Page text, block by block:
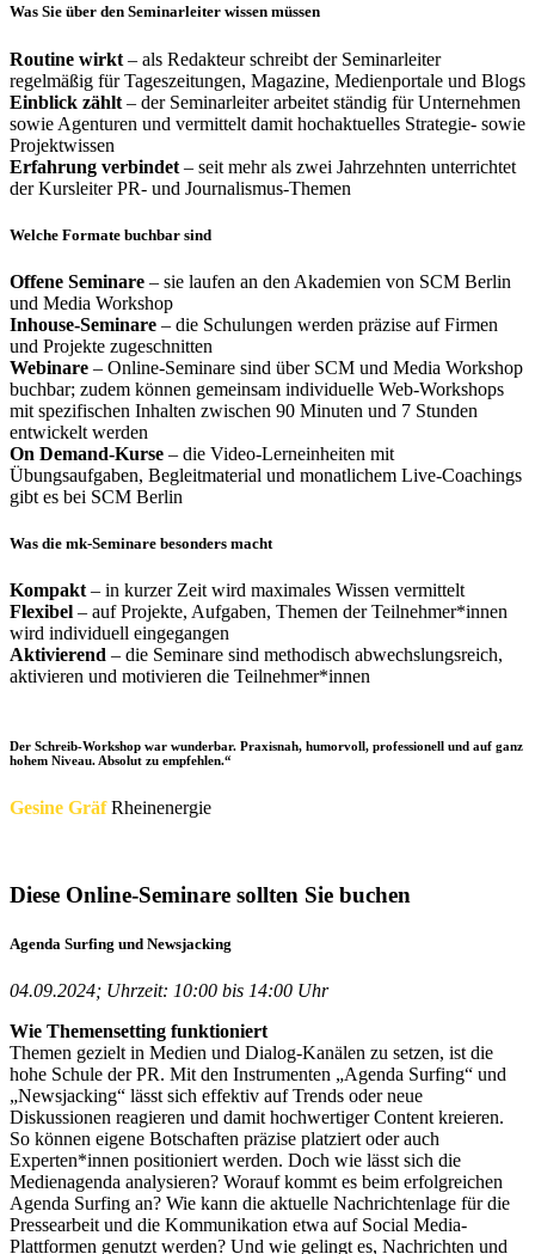
Was Sie über den Seminarleiter wissen müssen
Routine wirkt – als Redakteur schreibt der Seminarleiter
regelmäßig für Tageszeitungen, Magazine, Medienportale und Blogs
Einblick zählt – der Seminarleiter arbeitet ständig für Unternehmen
sowie Agenturen und vermittelt damit hochaktuelles Strategie- sowie
Projektwissen
Erfahrung verbindet – seit mehr als zwei Jahrzehnten unterrichtet
der Kursleiter PR- und Journalismus-Themen
Welche Formate buchbar sind
Offene Seminare – sie laufen an den Akademien von SCM Berlin
und Media Workshop
Inhouse-Seminare – die Schulungen werden präzise auf Firmen
und Projekte zugeschnitten
Webinare – Online-Seminare sind über SCM und Media Workshop
buchbar; zudem können gemeinsam individuelle Web-Workshops
mit spezifischen Inhalten zwischen 90 Minuten und 7 Stunden
entwickelt werden
On Demand-Kurse – die Video-Lerneinheiten mit
Übungsaufgaben, Begleitmaterial und monatlichem Live-Coachings
gibt es bei SCM Berlin
Was die mk-Seminare besonders macht
Kompakt – in kurzer Zeit wird maximales Wissen vermittelt
Flexibel – auf Projekte, Aufgaben, Themen der Teilnehmer*innen
wird individuell eingegangen
Aktivierend – die Seminare sind methodisch abwechslungsreich,
aktivieren und motivieren die Teilnehmer*innen
Der Schreib-Workshop war wunderbar. Praxisnah, humorvoll, professionell und auf ganz
hohem Niveau. Absolut zu empfehlen.“
Gesine GräfRheinenergie
Diese Online-Seminare sollten Sie buchen
Agenda Surfing und Newsjacking
04.09.2024; Uhrzeit: 10:00 bis 14:00 Uhr
Wie Themensetting funktioniert
Themen gezielt in Medien und Dialog-Kanälen zu setzen, ist die
hohe Schule der PR. Mit den Instrumenten „Agenda Surfing“ und
„Newsjacking“ lässt sich effektiv auf Trends oder neue
Diskussionen reagieren und damit hochwertiger Content kreieren.
So können eigene Botschaften präzise platziert oder auch
Experten*innen positioniert werden. Doch wie lässt sich die
Medienagenda analysieren? Worauf kommt es beim erfolgreichen
Agenda Surfing an? Wie kann die aktuelle Nachrichtenlage für die
Pressearbeit und die Kommunikation etwa auf Social Media-
Plattformen genutzt werden? Und wie gelingt es, Nachrichten und